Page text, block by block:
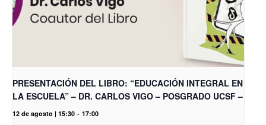
PRESENTACIÓN DEL LIBRO: “EDUCACIÓN INTEGRAL EN
LA ESCUELA” – DR. CARLOS VIGO – POSGRADO UCSF –
12 de agosto | 15:30 - 17:00